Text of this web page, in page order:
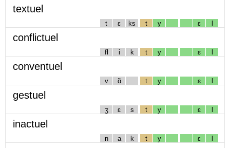
textuel
t ɛ ks t y ɛ l
conflictuel
fl i k t y ɛ l
conventuel
v ɑ̃ t y ɛ l
gestuel
ʒ ɛ s t y ɛ l
inactuel
n a k t y ɛ l